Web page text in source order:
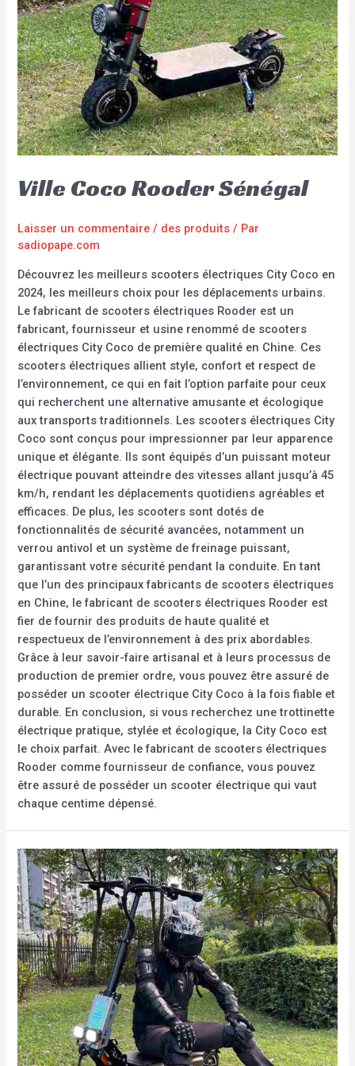
Ville Coco Rooder Sénégal
Laisser un commentaire / des produits / Par
sadiopape.com
Découvrez les meilleurs scooters électriques City Coco en
2024, les meilleurs choix pour les déplacements urbains.
Le fabricant de scooters électriques Rooder est un
fabricant, fournisseur et usine renommé de scooters
électriques City Coco de première qualité en Chine. Ces
scooters électriques allient style, confort et respect de
l’environnement, ce qui en fait l’option parfaite pour ceux
qui recherchent une alternative amusante et écologique
aux transports traditionnels. Les scooters électriques City
Coco sont conçus pour impressionner par leur apparence
unique et élégante. Ils sont équipés d’un puissant moteur
électrique pouvant atteindre des vitesses allant jusqu’à 45
km/h, rendant les déplacements quotidiens agréables et
efficaces. De plus, les scooters sont dotés de
fonctionnalités de sécurité avancées, notamment un
verrou antivol et un système de freinage puissant,
garantissant votre sécurité pendant la conduite. En tant
que l’un des principaux fabricants de scooters électriques
en Chine, le fabricant de scooters électriques Rooder est
fier de fournir des produits de haute qualité et
respectueux de l’environnement à des prix abordables.
Grâce à leur savoir-faire artisanal et à leurs processus de
production de premier ordre, vous pouvez être assuré de
posséder un scooter électrique City Coco à la fois fiable et
durable. En conclusion, si vous recherchez une trottinette
électrique pratique, stylée et écologique, la City Coco est
le choix parfait. Avec le fabricant de scooters électriques
Rooder comme fournisseur de confiance, vous pouvez
être assuré de posséder un scooter électrique qui vaut
chaque centime dépensé.